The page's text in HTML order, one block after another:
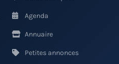
Agenda
Annuaire
Petites annonces